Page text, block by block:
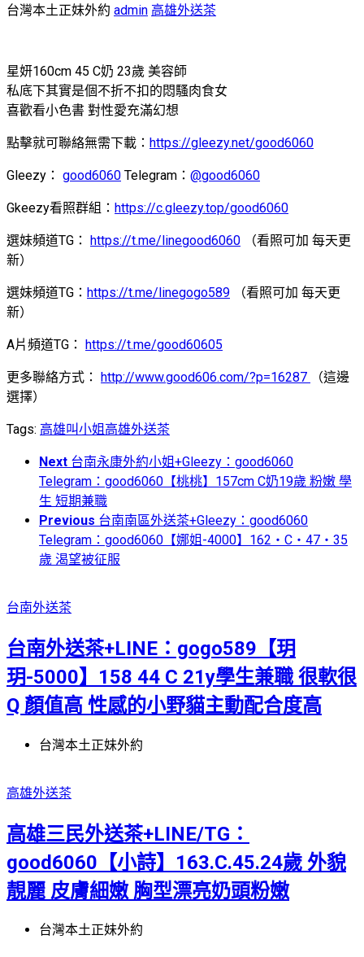
台灣本土正妹外約 admin 高雄外送茶
星妍160cm 45 C奶 23歲 美容師
私底下其實是個不折不扣的悶騷肉食女
喜歡看小色書 對性愛充滿幻想
點擊就可聯絡無需下載： https://gleezy.net/good6060
Gleezy： good6060 Telegram： @good6060
Gkeezy看照群組： https://c.gleezy.top/good6060
選妹頻道TG： https://t.me/linegood6060 （看照可加 每天更
新）
選妹頻道TG： https://t.me/linegogo589 （看照可加 每天更
新）
A片頻道TG： https://t.me/good60605
更多聯絡方式： http://www.good606.com/?p=16287
（這邊
選擇）
Tags: 高雄叫小姐 高雄外送茶
Next 台南永康外約小姐+Gleezy：good6060
Telegram：good6060【桃桃】157cm C奶19歲 粉嫩 學
生 短期兼職
Previous 台南南區外送茶+Gleezy：good6060
Telegram：good6060【娜姐-4000】162・C・47・35
歲 渴望被征服
台南外送茶
台南外送茶+LINE：gogo589【玥
玥-5000】158 44 C 21y學生兼職 很軟很
Q 顏值高 性感的小野貓主動配合度高
台灣本土正妹外約
高雄外送茶
高雄三民外送茶+LINE/TG：
good6060【小詩】163.C.45.24歲 外貌
靚麗 皮膚細嫩 胸型漂亮奶頭粉嫩
台灣本土正妹外約